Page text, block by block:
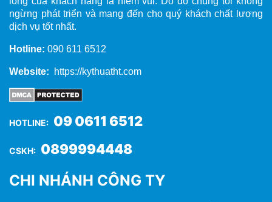
ngừng phát triển và mang đến cho quý khách chất lượng
dịch vụ tốt nhất.
Hotline: 090 611 6512
Website: https://kythuatht.com
HOTLINE: 09 0611 6512
CSKH: 0899994448
CHI NHÁNH CÔNG TY